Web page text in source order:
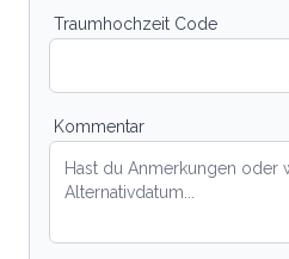
Traumhochzeit Code
Kommentar